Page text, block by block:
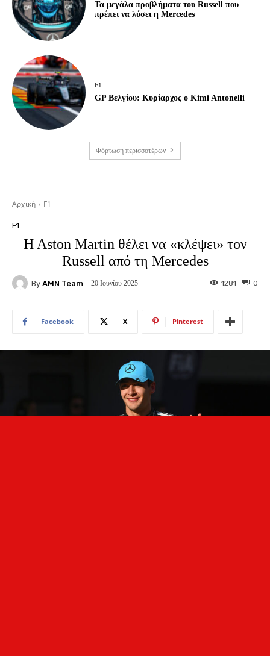
Τα μεγάλα προβλήματα του Russell που
πρέπει να λύσει η Mercedes
F1
GP Βελγίου: Κυρίαρχος ο Kimi Antonelli
Φόρτωση περισσοτέρων